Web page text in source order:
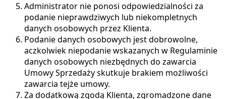
Administrator nie ponosi odpowiedzialności za
podanie nieprawdziwych lub niekompletnych
danych osobowych przez Klienta.
Podanie danych osobowych jest dobrowolne,
aczkolwiek niepodanie wskazanych w Regulaminie
danych osobowych niezbędnych do zawarcia
Umowy Sprzedaży skutkuje brakiem możliwości
zawarcia tejże umowy.
Za dodatkową zgodą Klienta, zgromadzone dane